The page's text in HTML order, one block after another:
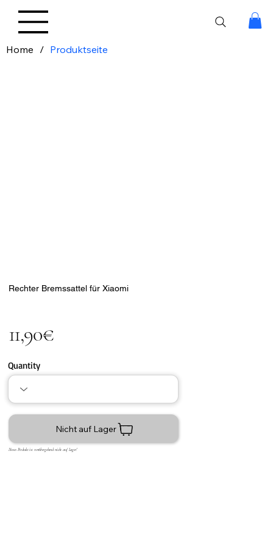
Home / Produktseite
Rechter Bremssattel für Xiaomi
11,90€
Quantity
Nicht auf Lager
Dieses Produkt ist vorübergehend nicht auf Lager!